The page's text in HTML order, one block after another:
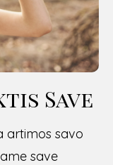
Save
artimos savo
save